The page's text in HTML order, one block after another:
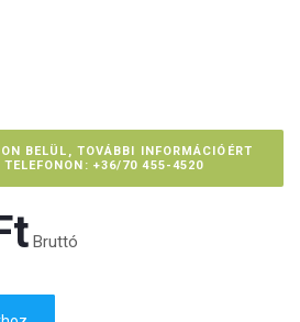
BELÜL, TOVÁBBI INFORMÁCIÓÉRT
TELEFONON: +36/70 455-4520
Bruttó